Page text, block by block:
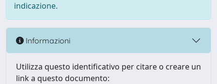
indicazione.
Informazioni
Utilizza questo identificativo per citare o creare un
link a questo documento: